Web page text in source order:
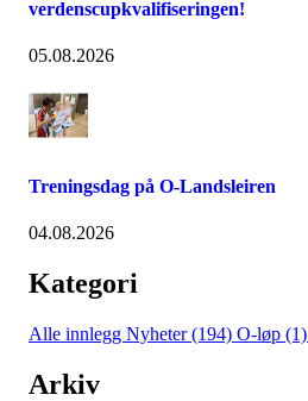
verdenscupkvalifiseringen!
05.08.2026
Treningsdag på O-Landsleiren
04.08.2026
Kategori
Alle innlegg Nyheter (194) O-løp (1)
Arkiv